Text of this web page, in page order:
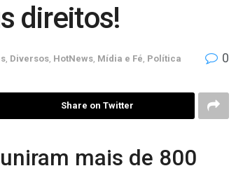
direitos!
Diversos HotNews Mídia e Fé Política 0
Share on Twitter
mais de 800